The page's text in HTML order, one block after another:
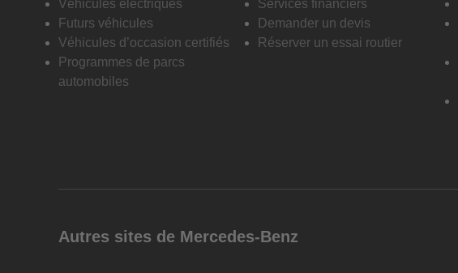
Véhicules électriques
Futurs véhicules
Véhicules d’occasion certifiés
Programmes de parcs
automobiles
Services financiers
Demander un devis
Réserver un essai routier
Autres sites de Mercedes-Benz